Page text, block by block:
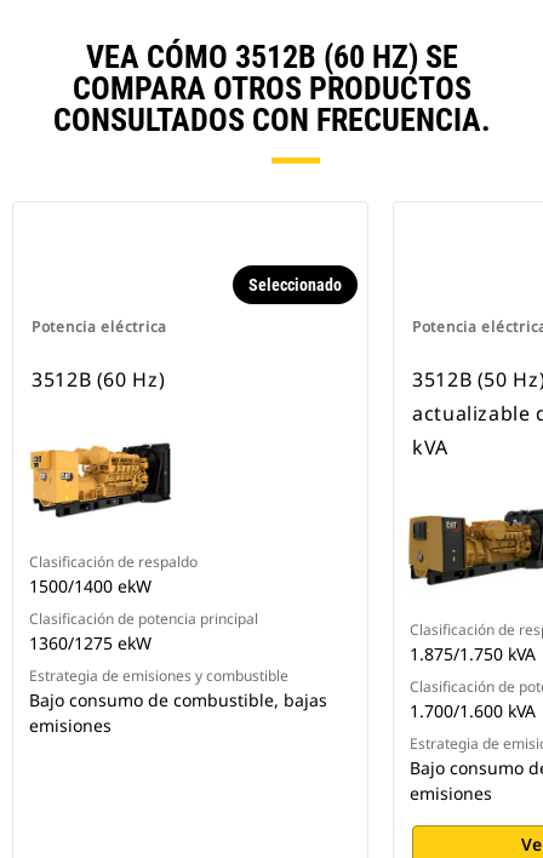
VEA CÓMO 3512B (60 HZ) SE
COMPARA OTROS PRODUCTOS
CONSULTADOS CON FRECUENCIA.
Potencia eléctrica
Seleccionado
3512B (60 Hz)
Clasificación de respaldo
1500/1400 ekW
Clasificación de potencia principal
1360/1275 ekW
Estrategia de emisiones y combustible
Bajo consumo de combustible, bajas
emisiones
Potencia
3512B (50
actualizable
kVA
Clasificación de
1.875/1.750 kVA
Clasificación de
1.700/1.600 kVA
Estrategia de
Bajo consumo
emisiones